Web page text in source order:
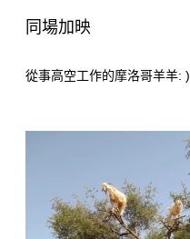
同場加映
從事高空工作的摩洛哥羊羊: )